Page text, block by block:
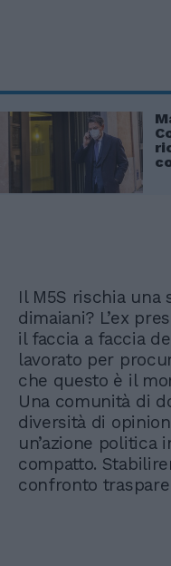
Il M5S rischia una
dimaiani? L’ex
il faccia a faccia
lavorato per
che questo è il
Una comunità di
diversità di
un’azione politica
compatto.
confronto